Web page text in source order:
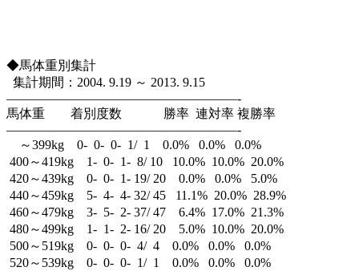
◆馬体重別集計
集計期間：2004. 9.19 ～ 2013. 9.15
——————————————————-
馬体重 着別度数 勝率 連対率 複勝率
——————————————————-
～399kg 0- 0- 0- 1/ 1 0.0% 0.0% 0.0%
400～419kg 1- 0- 1- 8/ 10 10.0% 10.0% 20.0%
420～439kg 0- 0- 1- 19/ 20 0.0% 0.0% 5.0%
440～459kg 5- 4- 4- 32/ 45 11.1% 20.0% 28.9%
460～479kg 3- 5- 2- 37/ 47 6.4% 17.0% 21.3%
480～499kg 1- 1- 2- 16/ 20 5.0% 10.0% 20.0%
500～519kg 0- 0- 0- 4/ 4 0.0% 0.0% 0.0%
520～539kg 0- 0- 0- 1/ 1 0.0% 0.0% 0.0%